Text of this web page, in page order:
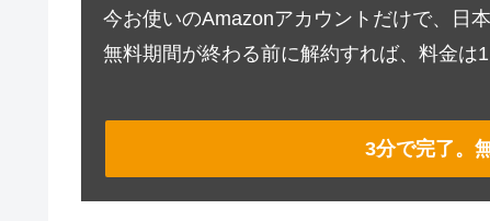
今お使いのAmazonアカウントだけで、日
無料期間が終わる前に解約すれば、料金は1
3分で完了。